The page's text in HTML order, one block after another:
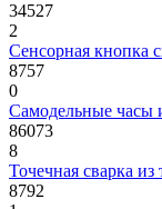
34527
2
Сенсорная кнопка
8757
0
Самодельные часы
86073
8
Точечная сварка
8792